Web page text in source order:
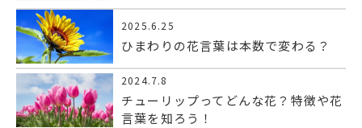
2025.6.25
ひまわりの花言葉は本数で変わる？
2024.7.8
チューリップってどんな花？特徴や花
言葉を知ろう！